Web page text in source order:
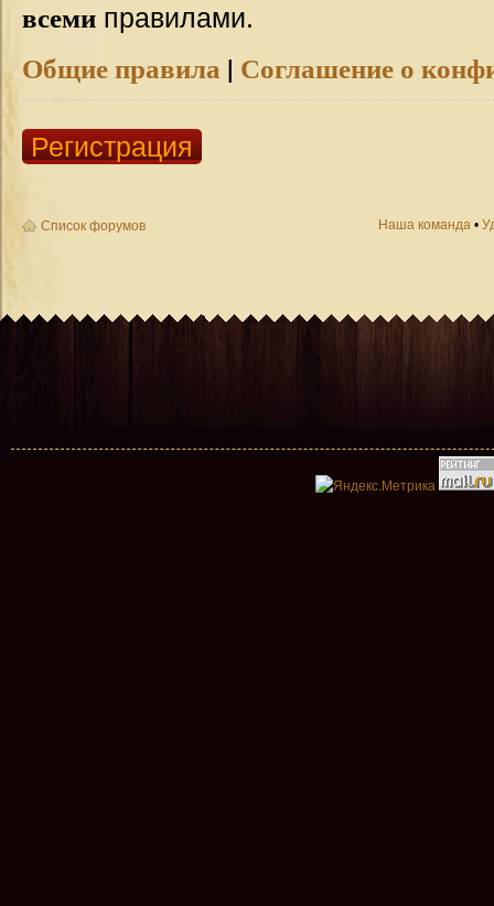
всеми правилами.
Общие правила | Соглашение о
Регистрация
Список форумов Наша команда •